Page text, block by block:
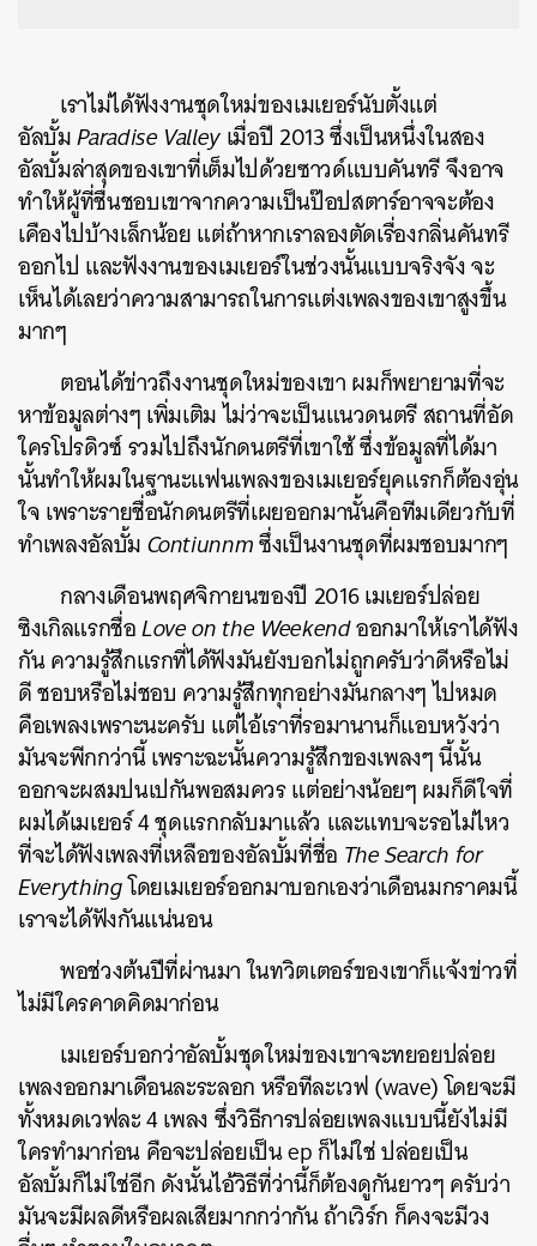
เราไม่ได้ฟังงานชุดใหม่ของเมเยอร์นับตั้งแต่
อัลบั้มParadise Valleyเมื่อปี 2013 ซึ่งเป็นหนึ่งในสอง
อัลบั้มล่าสุดของเขาที่เต็มไปด้วยซาวด์แบบคันทรี จึงอาจ
ทำให้ผู้ที่ชื่นชอบเขาจากความเป็นป๊อปสตาร์อาจจะต้อง
เคืองไปบ้างเล็กน้อย แต่ถ้าหากเราลองตัดเรื่องกลิ่นคันทรี
ออกไป และฟังงานของเมเยอร์ในช่วงนั้นแบบจริงจัง จะ
เห็นได้เลยว่าความสามารถในการแต่งเพลงของเขาสูงขึ้น
มากๆ
ตอนได้ข่าวถึงงานชุดใหม่ของเขา ผมก็พยายามที่จะ
หาข้อมูลต่างๆ เพิ่มเติม ไม่ว่าจะเป็นแนวดนตรี สถานที่อัด
ใครโปรดิวซ์ รวมไปถึงนักดนตรีที่เขาใช้ ซึ่งข้อมูลที่ได้มา
นั้นทำให้ผมในฐานะแฟนเพลงของเมเยอร์ยุคแรกก็ต้องอุ่น
ใจ เพราะรายชื่อนักดนตรีที่เผยออกมานั้นคือทีมเดียวกับที่
ทำเพลงอัลบั้มContiunnmซึ่งเป็นงานชุดที่ผมชอบมากๆ
กลางเดือนพฤศจิกายนของปี 2016 เมเยอร์ปล่อย
ซิงเกิลแรกชื่อLove on the Weekendออกมาให้เราได้ฟัง
กัน ความรู้สึกแรกที่ได้ฟังมันยังบอกไม่ถูกครับว่าดีหรือไม่
ดี ชอบหรือไม่ชอบ ความรู้สึกทุกอย่างมันกลางๆ ไปหมด
คือเพลงเพราะนะครับ แต่ไอ้เราที่รอมานานก็แอบหวังว่า
มันจะพีกกว่านี้ เพราะฉะนั้นความรู้สึกของเพลงๆ นี้นั้น
ออกจะผสมปนเปกันพอสมควร แต่อย่างน้อยๆ ผมก็ดีใจที่
ผมได้เมเยอร์ 4 ชุดแรกกลับมาแล้ว และแทบจะรอไม่ไหว
ที่จะได้ฟังเพลงที่เหลือของอัลบั้มที่ชื่อ The Search for
Everythingโดยเมเยอร์ออกมาบอกเองว่าเดือนมกราคมนี้
เราจะได้ฟังกันแน่นอน
พอช่วงต้นปีที่ผ่านมา ในทวิตเตอร์ของเขาก็แจ้งข่าวที่
ไม่มีใครคาดคิดมาก่อน
เมเยอร์บอกว่าอัลบั้มชุดใหม่ของเขาจะทยอยปล่อย
เพลงออกมาเดือนละระลอก หรือทีละเวฟ (wave) โดยจะมี
ทั้งหมดเวฟละ 4 เพลง ซึ่งวิธีการปล่อยเพลงแบบนี้ยังไม่มี
ใครทำมาก่อน คือจะปล่อยเป็น ep ก็ไม่ใช่ ปล่อยเป็น
อัลบั้มก็ไม่ใช่อีก ดังนั้นไอ้วิธีที่ว่านี้ก็ต้องดูกันยาวๆ ครับว่า
มันจะมีผลดีหรือผลเสียมากกว่ากัน ถ้าเวิร์ก ก็คงจะมีวง